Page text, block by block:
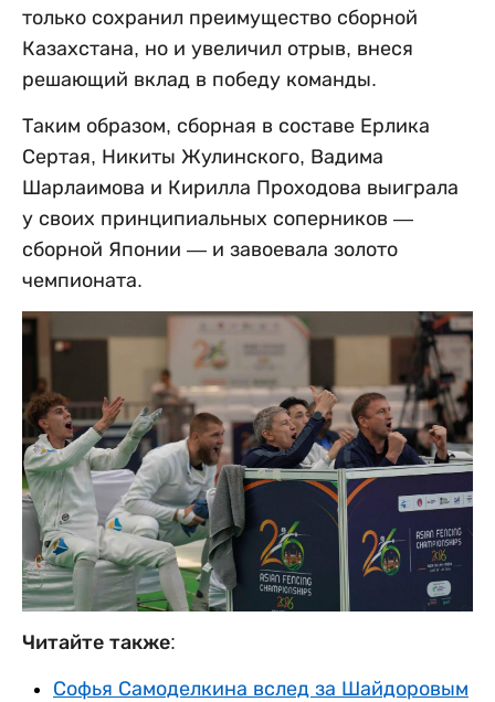
только сохранил преимущество сборной
Казахстана, но и увеличил отрыв, внеся
решающий вклад в победу команды.
Таким образом, сборная в составе Ерлика
Сертая, Никиты Жулинского, Вадима
Шарлаимова и Кирилла Проходова выиграла
у своих принципиальных соперников —
сборной Японии — и завоевала золото
чемпионата.
Читайте также:
Софья Самоделкина вслед за Шайдоровым